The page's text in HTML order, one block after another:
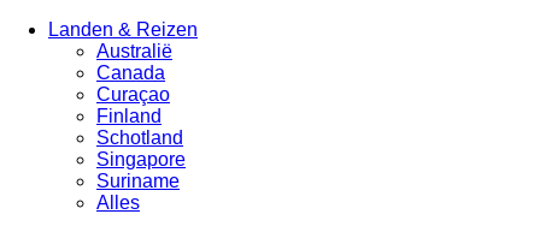
Landen & Reizen
Australië
Canada
Curaçao
Finland
Schotland
Singapore
Suriname
Alles